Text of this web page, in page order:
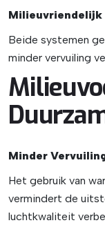
Milieuvriendelijk
Beide systemen
minder vervuiling
Minder
Het gebruik van
vermindert de
luchtkwaliteit